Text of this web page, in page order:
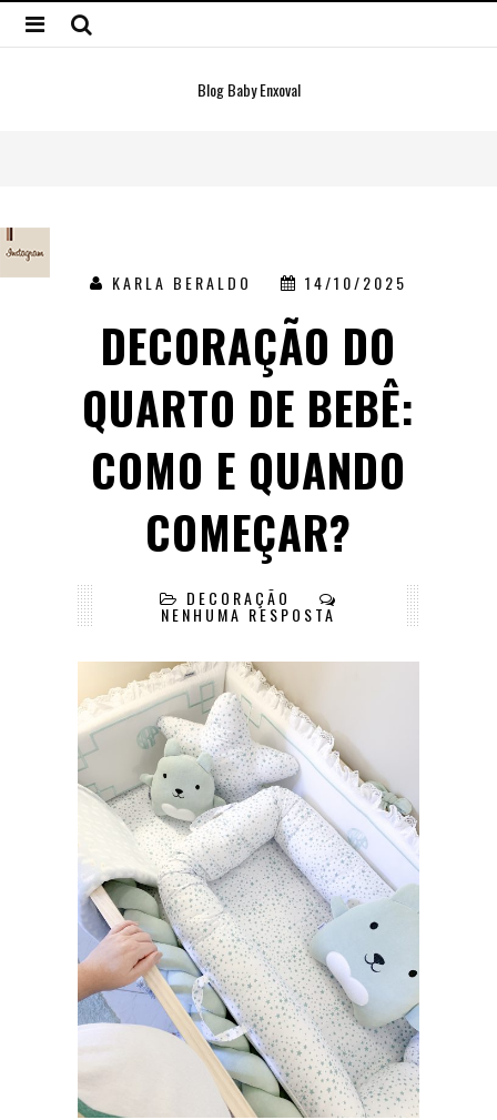
Blog Baby Enxoval
KARLA BERALDO 14/10/2025
DECORAÇÃO DO
QUARTO DE BEBÊ:
COMO E QUANDO
COMEÇAR?
DECORAÇÃO
NENHUMA RESPOSTA